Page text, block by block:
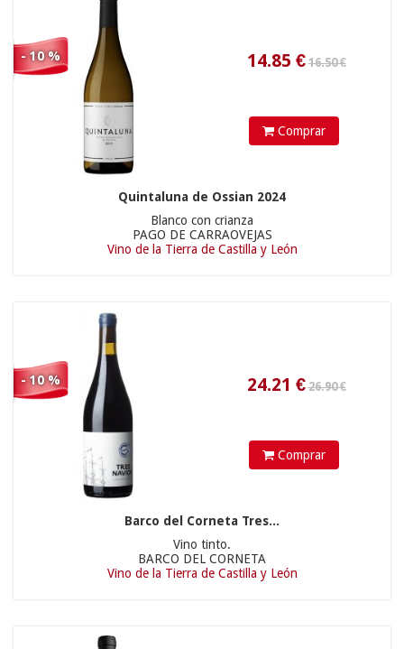
- 10 %
Comprar
Quintaluna de Ossian 2024
Blanco con crianza
PAGO DE CARRAOVEJAS
Vino de la Tierra de Castilla y León
- 10 %
Comprar
Barco del Corneta Tres...
Vino tinto.
BARCO DEL CORNETA
Vino de la Tierra de Castilla y León
35.01€